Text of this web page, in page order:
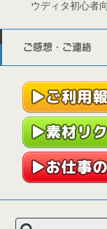
ウディタ初心者
ご感想・ご連絡
検